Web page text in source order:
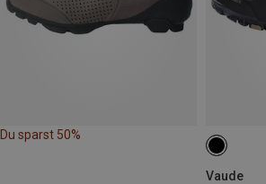
Du sparst 50%
Vaude